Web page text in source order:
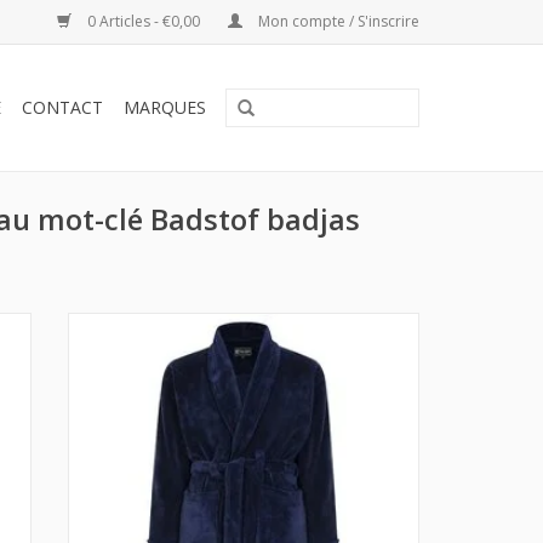
0 Articles - €0,00 Mon compte / S'inscrire
CONTACT MARQUES
mot-clé Badstof badjas